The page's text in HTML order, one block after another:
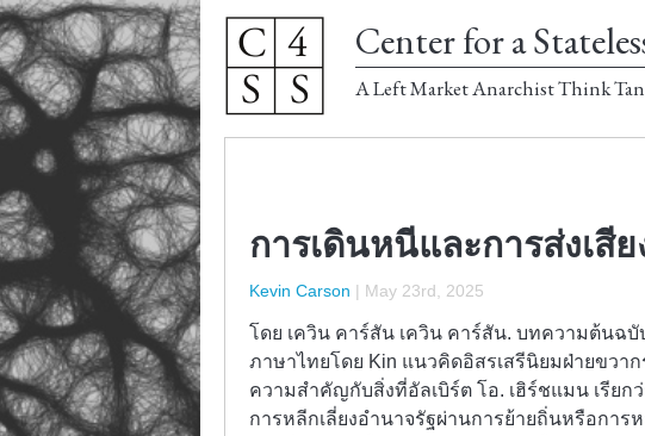
Center for a
A Left Market Anarchist Think
การเดินหนีและการส่งเสีย
Kevin Carson | May 23rd, 2025
โดย เควิน คาร์สัน เควิน คาร์สัน. บทความต้นฉบั
ภาษาไทยโดย Kin แนวคิดอิสรเสรีนิยมฝ่ายขวา
ความสำคัญกับสิ่งที่อัลเบิร์ต โอ. เฮิร์ชแมน เรียก
การหลีกเลี่ยงอำนาจรัฐผ่านการย้ายถิ่นหรือการห